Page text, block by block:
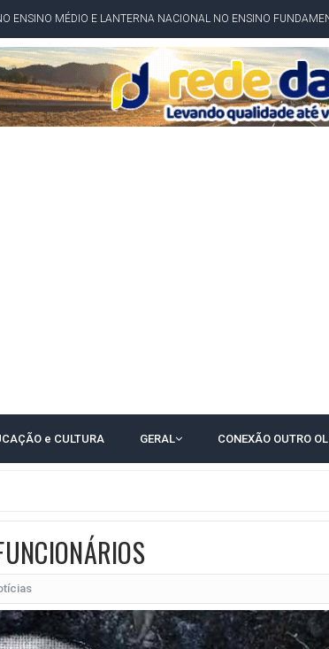
ENSINO MÉDIO E LANTERNA NACIONAL NO ENSINO
TENSÃO DIPLOMÁTICA ENTRE BRASIL E ARGENTINA
PESQUISA PARANÁ PARA O GOVERNO DA BAHIA
são furtados em convenção do PT na Bahia
NA ARENA FONTE NOVA
TABELA DO BRASILEIRÃO
E AVANÇA ÀS QUARTAS DE FINAL DA COPA DO BRASIL
e CULTURA GERAL CONEXÃO OUTRO